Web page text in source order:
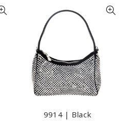
9914 | Black